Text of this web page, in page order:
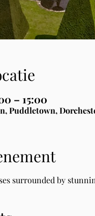
– 15:00
Puddletown,
surrounded by